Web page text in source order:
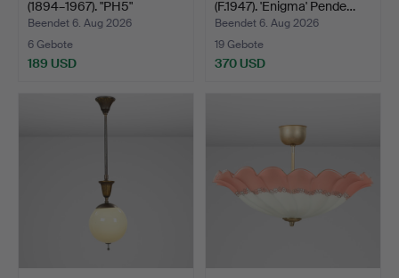
(1894–1967). "PH5"
Pendell…
Beendet 6. Aug 2026
6 Gebote
189 USD
(F.1947). 'Enigma' Pende…
Beendet 6. Aug 2026
19 Gebote
370 USD